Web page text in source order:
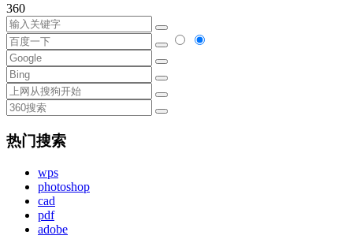
360
热门搜索
wps
photoshop
cad
pdf
adobe